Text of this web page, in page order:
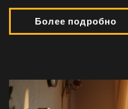
Более подробно